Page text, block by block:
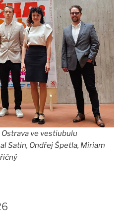
ve vestiubulu
Satin, Ondřej Špetla, Miriam